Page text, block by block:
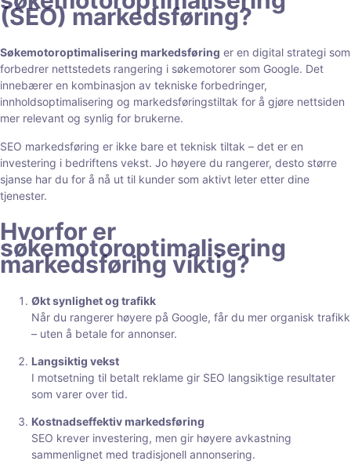
(SEO) markedsføring?
Søkemotoroptimalisering markedsføring er en digital strategi som
forbedrer nettstedets rangering i søkemotorer som Google. Det
innebærer en kombinasjon av tekniske forbedringer,
innholdsoptimalisering og markedsføringstiltak for å gjøre nettsiden
mer relevant og synlig for brukerne.
SEO markedsføring er ikke bare et teknisk tiltak – det er en
investering i bedriftens vekst. Jo høyere du rangerer, desto større
sjanse har du for å nå ut til kunder som aktivt leter etter dine
tjenester.
Hvorfor er
søkemotoroptimalisering
markedsføring viktig?
Økt synlighet og trafikk
Når du rangerer høyere på Google, får du mer organisk trafikk
– uten å betale for annonser.
Langsiktig vekst
I motsetning til betalt reklame gir SEO langsiktige resultater
som varer over tid.
Kostnadseffektiv markedsføring
SEO krever investering, men gir høyere avkastning
sammenlignet med tradisjonell annonsering.